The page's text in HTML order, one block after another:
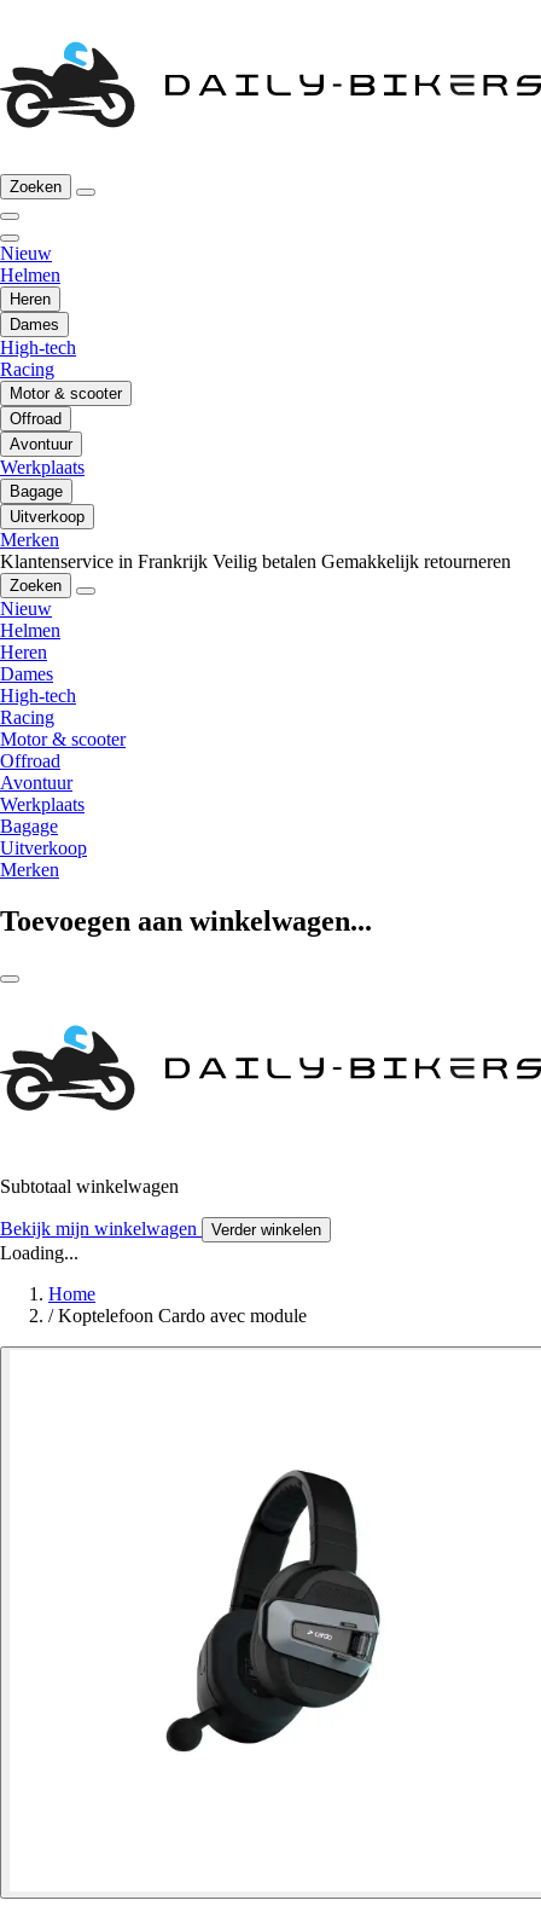
Zoeken
Nieuw
Helmen
Heren
Dames
High-tech
Racing
Motor & scooter
Offroad
Avontuur
Werkplaats
Bagage
Uitverkoop
Merken
Klantenservice in Frankrijk Veilig betalen Gemakkelijk retourneren
Zoeken
Nieuw
Helmen
Heren
Dames
High-tech
Racing
Motor & scooter
Offroad
Avontuur
Werkplaats
Bagage
Uitverkoop
Merken
Toevoegen aan winkelwagen...
Subtotaal winkelwagen
Bekijk mijn winkelwagen Verder winkelen
Loading...
Home
/ Koptelefoon Cardo avec module